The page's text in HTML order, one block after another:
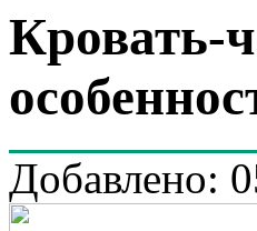
Кровать-
Добавлено: